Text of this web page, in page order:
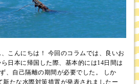
こんにちは！ 今回のコラムでは、良いお
日本に帰国した際、基本的には14日間は
、自己隔離の期間が必要でした。 しか
新たな水際対策措置が発表されましたー